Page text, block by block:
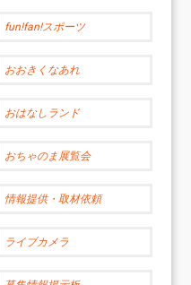
fun!fan!スポーツ
おおきくなあれ
おはなしランド
おちゃのま展覧会
情報提供・取材依頼
ライブカメラ